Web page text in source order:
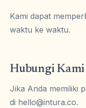
Kami dapat
waktu ke waktu.
Hubungi Kami
Jika Anda memiliki
di hello@intura.co.